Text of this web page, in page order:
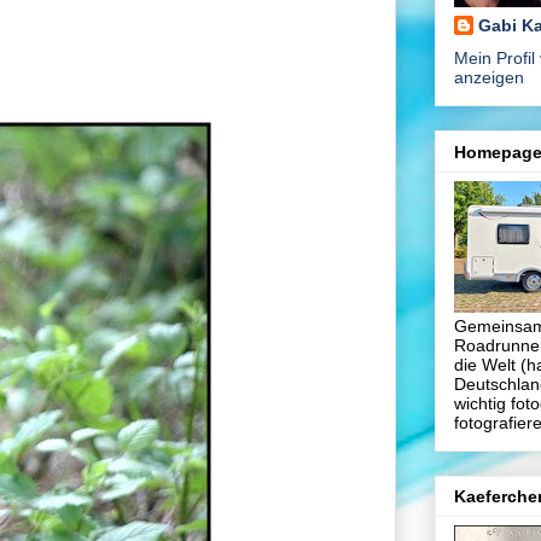
Gabi
Mein Profil
anzeigen
Homepage
die Welt
wichtig